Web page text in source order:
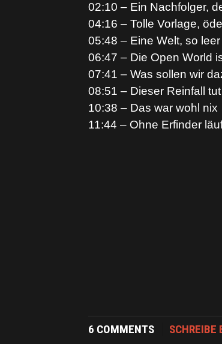
02:10 – Ein Nachfolger,
04:16 – Tolle Vorlage,
05:48 – Eine Welt, so
06:47 – Die Open World
07:41 – Was sollen wir
08:51 – Dieser Reinfall
10:38 – Das war wohl nix
11:44 – Ohne Erfinder
6 COMMENTS SCHREIBE